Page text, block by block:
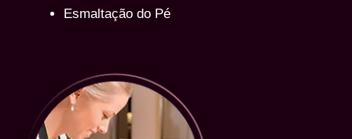
Esmaltação do Pé